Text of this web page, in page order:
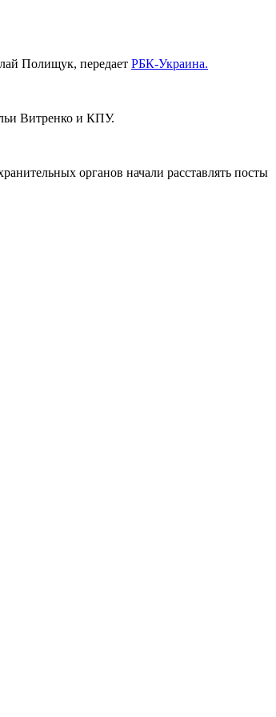
Полищук, передает РБК-Украина.
Витренко и КПУ.
органов начали расставлять посты